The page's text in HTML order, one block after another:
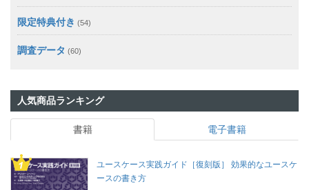
限定特典付き (54)
調査データ (60)
人気商品ランキング
書籍 電子書籍
ユースケース実践ガイド［復刻版］ 効果的なユースケ
ースの書き方